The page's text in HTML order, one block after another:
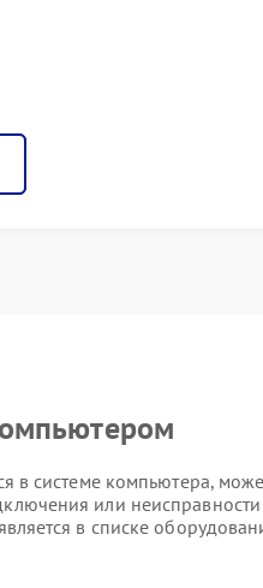
системе компьютера,
или неисправности
в списке